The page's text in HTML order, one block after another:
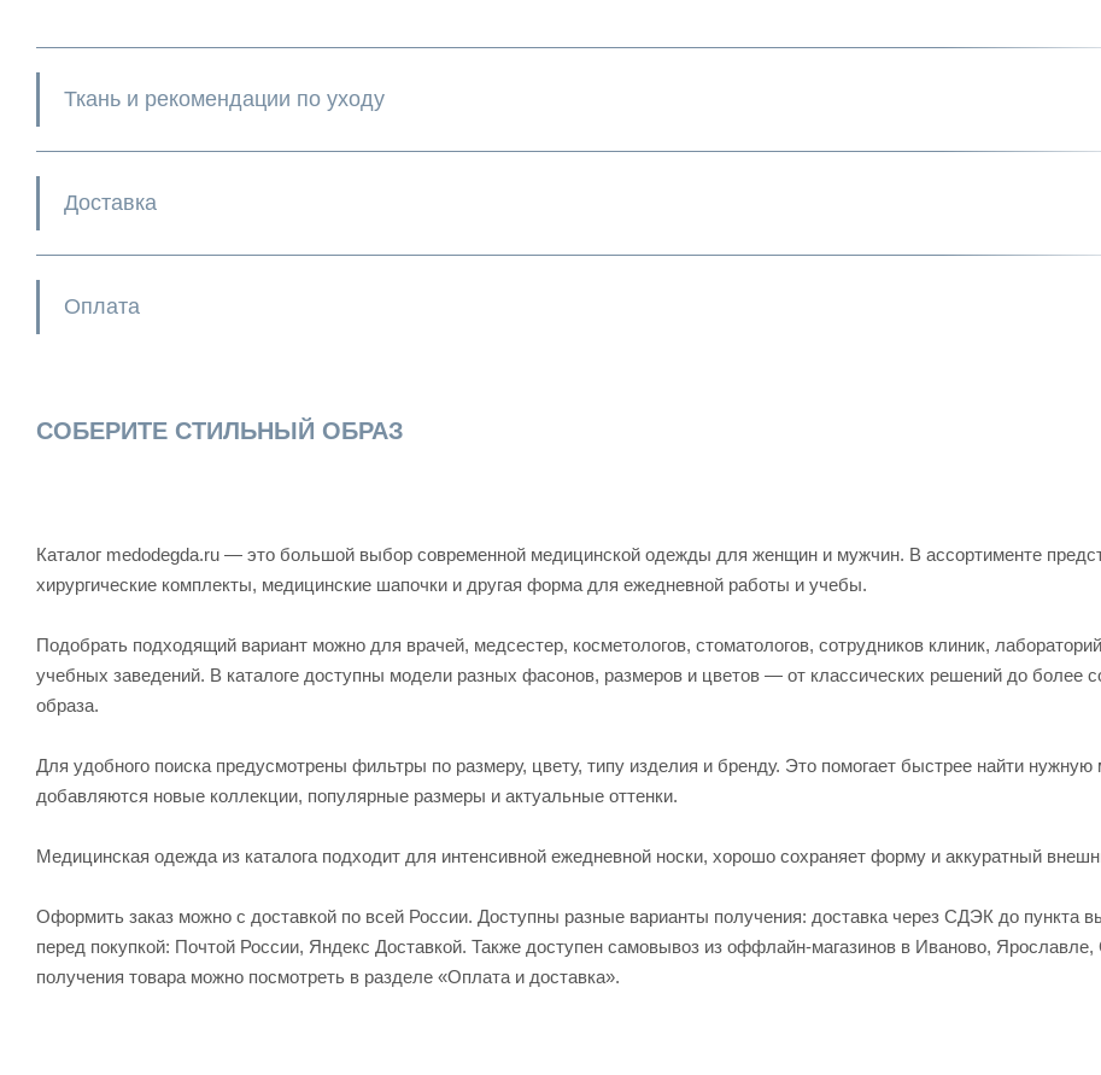
Ткань и рекомендации по уходу
Доставка
Оплата
СОБЕРИТЕ СТИЛЬНЫЙ ОБРАЗ
Каталог medodegda.ru — это большой выбор современной медицинской одежды для женщин и мужчин. В ассортименте
хирургические комплекты, медицинские шапочки и другая форма для ежедневной работы и учебы.
Подобрать подходящий вариант можно для врачей, медсестер, косметологов, стоматологов, сотрудников клиник,
учебных заведений. В каталоге доступны модели разных фасонов, размеров и цветов — от классических решений до более
образа.
Для удобного поиска предусмотрены фильтры по размеру, цвету, типу изделия и бренду. Это помогает быстрее найти
добавляются новые коллекции, популярные размеры и актуальные оттенки.
Медицинская одежда из каталога подходит для интенсивной ежедневной носки, хорошо сохраняет форму и аккуратный
Оформить заказ можно с доставкой по всей России. Доступны разные варианты получения: доставка через СДЭК до пункта
перед покупкой: Почтой России, Яндекс Доставкой. Также доступен самовывоз из оффлайн-магазинов в Иваново,
получения товара можно посмотреть в разделе «Оплата и доставка».